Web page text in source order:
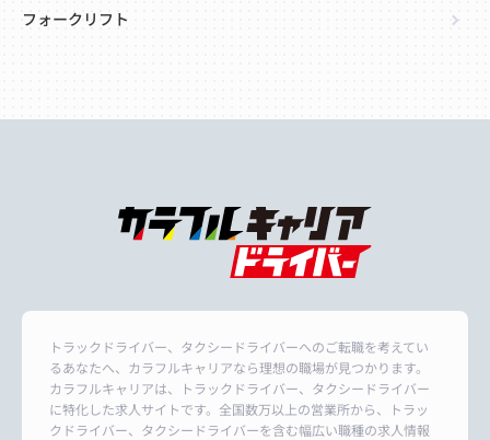
フォークリフト
トラックドライバー、タクシードライバーへのご転職を考えてい
るあなたへ、カラフルキャリアなら理想の職場が見つかります。
カラフルキャリアは、トラックドライバー、タクシードライバー
に特化した求人サイトです。全国数万以上の営業所から、トラッ
クドライバー、タクシードライバーを含む幅広い職種の求人情報